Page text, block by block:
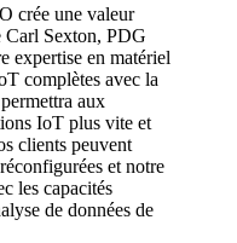
crée une valeur
Carl Sexton, PDG
expertise en matériel
complètes avec la
aux
IoT plus vite et
clients peuvent
et notre
les capacités
de données de